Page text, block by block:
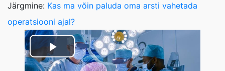
Järgmine: Kas ma võin paluda oma arsti vahetada
operatsiooni ajal?
Play